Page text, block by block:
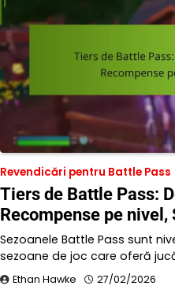
Revendicări pentru Battle Pass
Tiers de Battle Pass:
Recompense pe
Sezoanele Battle Pass sunt
sezoane de joc care oferă
Ethan Hawke 27/02/2026